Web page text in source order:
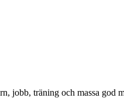
jobb, träning och massa